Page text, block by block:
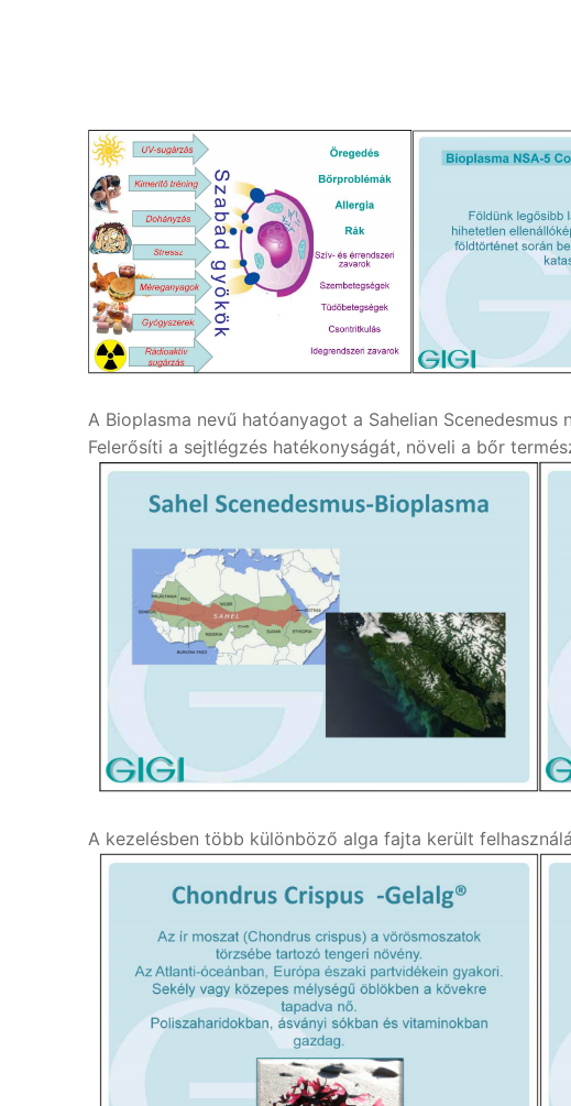
A Bioplasma nevű hatóanyagot a Sahelian
Felerősíti a sejtlégzés hatékonyságát, növeli a bőr
A kezelésben több különböző alga fajta került